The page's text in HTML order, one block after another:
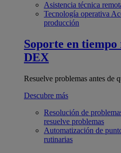
Asistencia técnica
Tecnología operativa
producción
Soporte en tiempo
DEX
Resuelve problemas antes de
Descubre más
Resolución de
resuelve problemas
Automatización de
rutinarias